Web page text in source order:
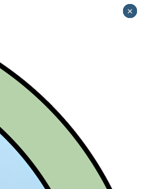
×
×
×
×
×